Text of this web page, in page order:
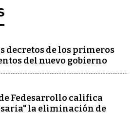
decretos de los primeros
del nuevo gobierno
Fedesarrollo califica
la eliminación de